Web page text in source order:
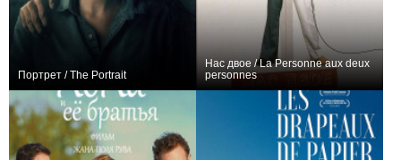
Портрет / The Portrait
Нас двое / La Personne aux deux
personnes